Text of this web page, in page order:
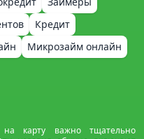
Кредит
Микрозайм онлайн
карту важно тщательно